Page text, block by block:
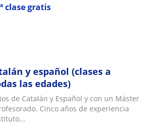
clase gratis
y español (clases a
las edades)
de Catalán y Español y con un Máster
Cinco años de experiencia